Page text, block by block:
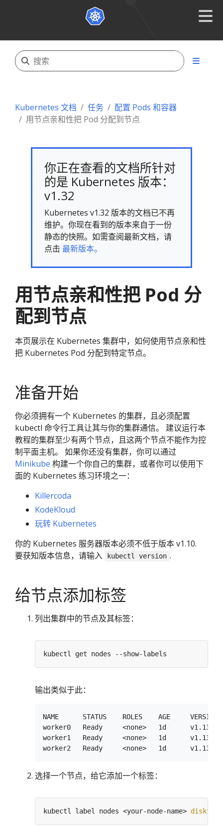
Kubernetes 文档 任务
配置 Pods 和容器
用节点亲和性把 Pod 分配到节点
你正在查看的文档所针对
的是 Kubernetes 版本：
v1.32
Kubernetes v1.32 版本的文档已不再
维护。你现在看到的版本来自于一份
静态的快照。如需查阅最新文档，请
点击 最新版本。
用节点亲和性把 Pod 分
配到节点
本页展示在 Kubernetes 集群中，如何使用节点亲和性
把 Kubernetes Pod 分配到特定节点。
准备开始
你必须拥有一个 Kubernetes 的集群，且必须配置
kubectl 命令行工具让其与你的集群通信。 建议运行本
教程的集群至少有两个节点，且这两个节点不能作为控
制平面主机。 如果你还没有集群，你可以通过
Minikube 构建一个你自己的集群，或者你可以使用下
面的 Kubernetes 练习环境之一：
Killercoda
KodeKloud
玩转 Kubernetes
你的 Kubernetes 服务器版本必须不低于版本 v1.10.
要获知版本信息，请输入
kubectl version .
给节点添加标签
列出集群中的节点及其标签：
输出类似于此：
NAME      STATUS    ROLES    AGE
worker0   Ready     <none>   1d
worker1   Ready     <none>   1d
选择一个节点，给它添加一个标签：
kubectl label nodes <your-node-name> disktype